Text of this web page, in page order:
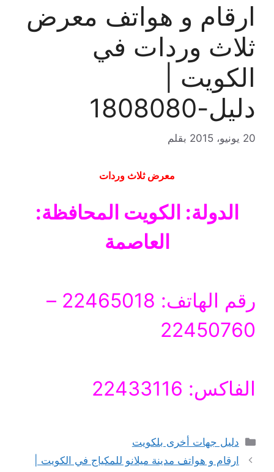
ارقام و هواتف معرض
ثلاث وردات في
الكويت |
دليل-1808080
20 يونيو، 2015 بقلم
معرض ثلاث وردات
الدولة: الكويت المحافظة:
العاصمة
رقم الهاتف: 22465018 –
22450760
الفاكس: 22433116
التصنيفات
دليل جهات أخرى بلكويت
ارقام و هواتف مدينة ميلانو للمكياج في الكويت |